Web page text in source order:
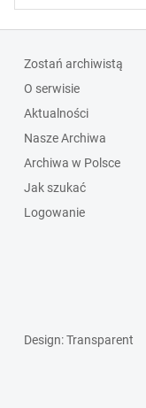
Zostań archiwistą
O serwisie
Aktualności
Nasze Archiwa
Archiwa w Polsce
Jak szukać
Logowanie
Design: Transparent